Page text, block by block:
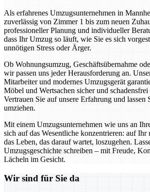
Als erfahrenes Umzugsunternehmen in
zuverlässig von Zimmer 1 bis zum neuen
professioneller Planung und individueller
dass Ihr Umzug so läuft, wie Sie es sich
unnötigen Stress oder Ärger.
Ob Wohnungsumzug, Geschäftsübernahme
wir passen uns jeder Herausforderung an.
Mitarbeiter und modernes Umzugsgerät
Möbel und Wertsachen sicher und
Vertrauen Sie auf unsere Erfahrung und lassen
umziehen.
Mit einem Umzugsunternehmen wie uns an
sich auf das Wesentliche konzentrieren: auf Ihr
das Leben, das darauf wartet, loszugehen.
Umzugsgeschichte schreiben – mit Freude,
Lächeln im Gesicht.
Wir sind für Sie da